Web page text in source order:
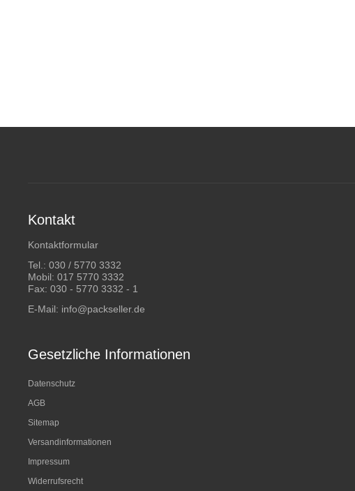
Kontakt
Kontaktformular
Tel.: 030 / 5770 3332
Mobil: 017 5770 3332
Fax: 030 - 5770 3332 - 1
E-Mail: info@packseller.de
Gesetzliche Informationen
Datenschutz
AGB
Sitemap
Versandinformationen
Impressum
Widerrufsrecht